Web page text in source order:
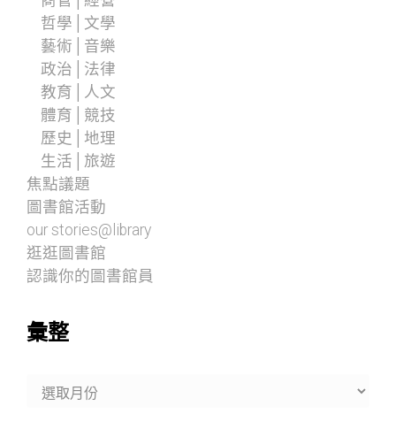
哲學│文學
藝術│音樂
政治│法律
教育│人文
體育│競技
歷史│地理
生活│旅遊
焦點議題
圖書館活動
our stories@library
逛逛圖書館
認識你的圖書館員
彙整